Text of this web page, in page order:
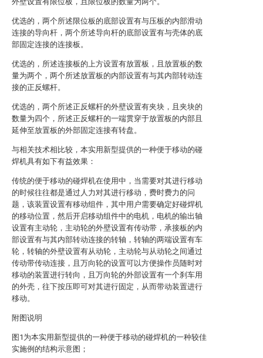
优选的，两个所述限位板的底部设置有与压板的内部滑动
连接的导向杆，两个所述导向杆的底部设置有与壳体的底
部固定连接的连接板。
优选的，所述连接板的上方设置有放置板，且放置板的数
量为两个，两个所述放置板的内部设置有与其内部转动连
接的正反螺杆。
优选的，两个所述正反螺杆的外壁设置有夹块，且夹块的
数量为四个，所述正反螺杆的一端贯穿于放置板的内部且
延伸至放置板的外部固定连接有转盘。
与相关技术相比较，本实用新型提供的一种便于移动的碰
焊机具有如下有益效果：
传统的便于移动的碰焊机在使用中，当需要对其进行移动
的时候往往都是通过人力对其进行移动，费时费力的问
题，该装置设置有移动组件，其中用户需要确定好碰焊机
的移动位置，然后开启移动组件中的电机，电机的输出轴
设置有主动轮，主动轮的外壁设置有传动带，承接板的内
部设置有与其内部转动连接的转轴，转轴的两端设置有车
轮，转轴的外壁设置有从动轮，主动轮与从动轮之间通过
传动带传动连接，且万向轮的设置可以方便操作员随时对
移动的装置进行转向，且万向轮的外部设置有一个刹车用
的外壳，往下按压即可对其进行固定，从而带动装置进行
移动。
附图说明
图1为本实用新型提供的一种便于移动的碰焊机的一种较佳
实施例的结构示意图；